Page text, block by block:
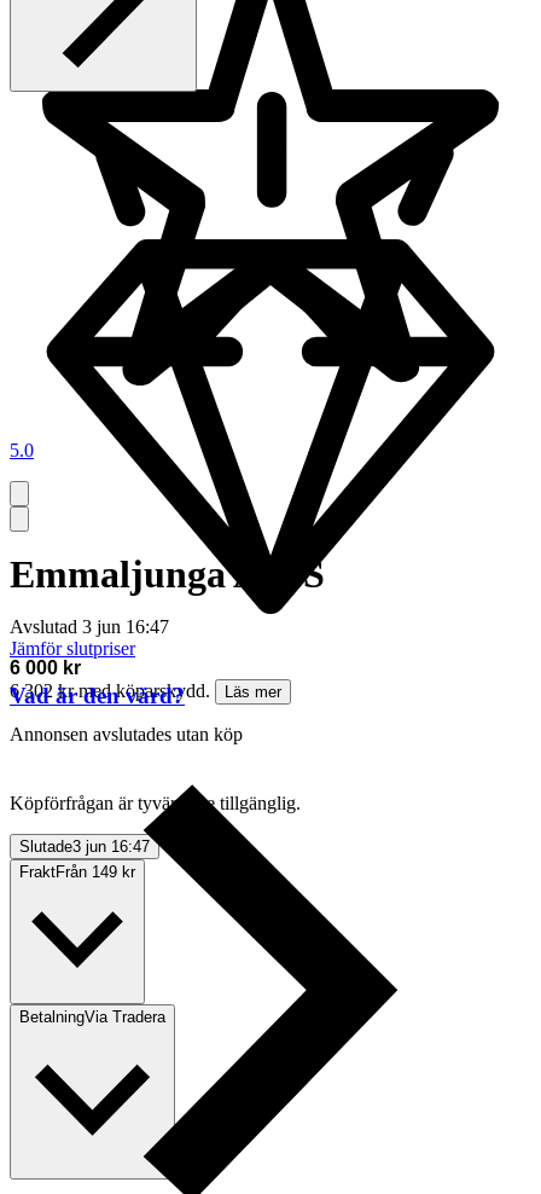
5.0
Emmaljunga Alu S
Avslutad 3 jun 16:47
6 000 kr
6 302 kr med köparskydd.
Läs mer
Annonsen avslutades utan köp
Köpförfrågan är tyvärr inte tillgänglig.
Slutade3 jun 16:47
FraktFrån 149 kr
BetalningVia Tradera
Jämför slutpriser
Vad är den värd?